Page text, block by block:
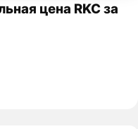
цена RKC за